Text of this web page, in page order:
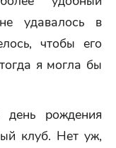
удавалось в
чтобы его
я могла бы
рождения
клуб. Нет уж,